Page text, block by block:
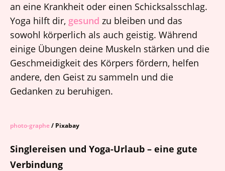
an eine Krankheit oder einen Schicksalsschlag.
Yoga hilft dir, gesund zu bleiben und das
sowohl körperlich als auch geistig. Während
einige Übungen deine Muskeln stärken und die
Geschmeidigkeit des Körpers fördern, helfen
andere, den Geist zu sammeln und die
Gedanken zu beruhigen.
photo-graphe/ Pixabay
Singlereisen und Yoga-Urlaub – eine gute
Verbindung